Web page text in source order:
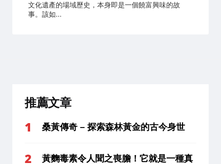
文化遺產的場域歷史，本身即是一個饒富興味的故
事。該如...
推薦文章
桑黃傳奇 – 探索森林黃金的古今身世
黃麴毒素令人聞之喪膽！它就是一種真